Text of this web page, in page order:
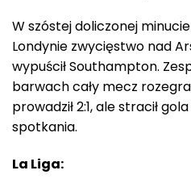
W szóstej doliczonej
Londynie zwycięstwo nad
wypuścił Southampton.
barwach cały mecz
prowadził 2:1, ale stracił
spotkania.
La Liga: